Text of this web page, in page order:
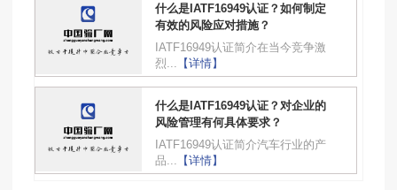
什么是IATF16949认证？如何制定
有效的风险应对措施？
IATF16949认证简介在当今竞争激
烈...
【详情】
什么是IATF16949认证？对企业的
风险管理有何具体要求？
IATF16949认证简介汽车行业的产
品...
【详情】